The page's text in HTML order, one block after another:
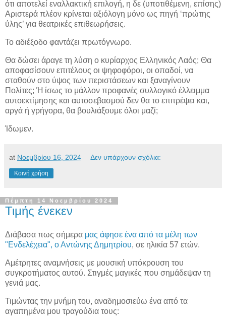
ότι αποτελεί εναλλακτική επιλογή, η δε (υποτιθέμενη, επίσης)
Αριστερά πλέον κρίνεται αξιόλογη μόνο ως πηγή ‘πρώτης
ύλης’ για θεατρικές επιθεωρήσεις.
Το αδιέξοδο φαντάζει πρωτόγνωρο.
Θα δώσει άραγε τη λύση ο κυρίαρχος Ελληνικός Λαός; Θα
αποφασίσουν επιτέλους οι ψηφοφόροι, οι οπαδοί, να
σταθούν στο ύψος των περιστάσεων και ξαναγίνουν
Πολίτες; Ή ίσως το μάλλον προφανές συλλογικό έλλειμμα
αυτοεκτίμησης και αυτοσεβασμού δεν θα το επιτρέψει και,
αργά ή γρήγορα, θα βουλιάξουμε όλοι μαζί;
Ίδωμεν.
at Νοεμβρίου 16, 2024 Δεν υπάρχουν σχόλια:
Κοινή χρήση
Πέμπτη 14 Νοεμβρίου 2024
Τιμής ένεκεν
Διάβασα πως σήμερα μας άφησε ένα από τα μέλη των
"Ενδελέχεια", ο Αντώνης Δημητρίου, σε ηλικία 57 ετών.
Αμέτρητες αναμνήσεις με μουσική υπόκρουση του
συγκροτήματος αυτού. Στιγμές μαγικές που σημάδεψαν τη
γενιά μας.
Τιμώντας την μνήμη του, αναδημοσιεύω ένα από τα
αγαπημένα μου τραγούδια τους: